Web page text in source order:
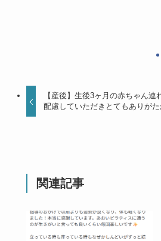
【産後】生後3ヶ月の赤ちゃん
配慮していただきとてもありが
関連記事